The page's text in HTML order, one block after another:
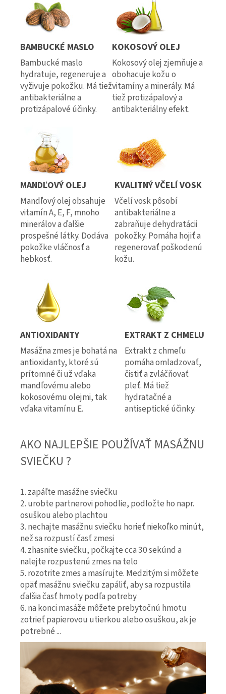
BAMBUCKÉ MASLO
Bambucké maslo
hydratuje, regeneruje a
vyživuje pokožku. Má tiež
antibakteriálne a
protizápalové účinky.
KOKOSOVÝ OLEJ
Kokosový olej zjemňuje a
obohacuje kožu o
vitamíny a minerály. Má
tiež protizápalový a
antibakteriálny efekt.
MANDĽOVÝ OLEJ
Mandľový olej obsahuje
vitamín A, E, F, mnoho
minerálov a ďalšie
prospešné látky. Dodáva
pokožke vláčnosť a
hebkosť.
KVALITNÝ VČELÍ VOSK
Včelí vosk pôsobí
antibakteriálne a
zabraňuje dehydratácii
pokožky. Pomáha hojiť a
regenerovať poškodenú
kožu.
ANTIOXIDANTY
Masážna zmes je bohatá na
antioxidanty, ktoré sú
prítomné či už vďaka
mandľovému alebo
kokosovému olejmi, tak
vďaka vitamínu E.
EXTRAKT Z CHMELU
Extrakt z chmeľu
pomáha omladzovať,
čistiť a zvláčňovať
pleť. Má tiež
hydratačné a
antiseptické účinky.
AKO NAJLEPŠIE POUŽÍVAŤ MASÁŽNU
SVIEČKU ?
1. zapáľte masážne sviečku
2. urobte partnerovi pohodlie, podložte ho napr.
osuškou alebo plachtou
3. nechajte masážnu sviečku horieť niekoľko minút,
než sa rozpustí časť zmesi
4. zhasnite sviečku, počkajte cca 30 sekúnd a
nalejte rozpustenú zmes na telo
5. rozotrite zmes a masírujte. Medzitým si môžete
opäť masážnu sviečku zapáliť, aby sa rozpustila
ďalšia časť hmoty podľa potreby
6. na konci masáže môžete prebytočnú hmotu
zotrieť papierovou utierkou alebo osuškou, ak je
potrebné ...